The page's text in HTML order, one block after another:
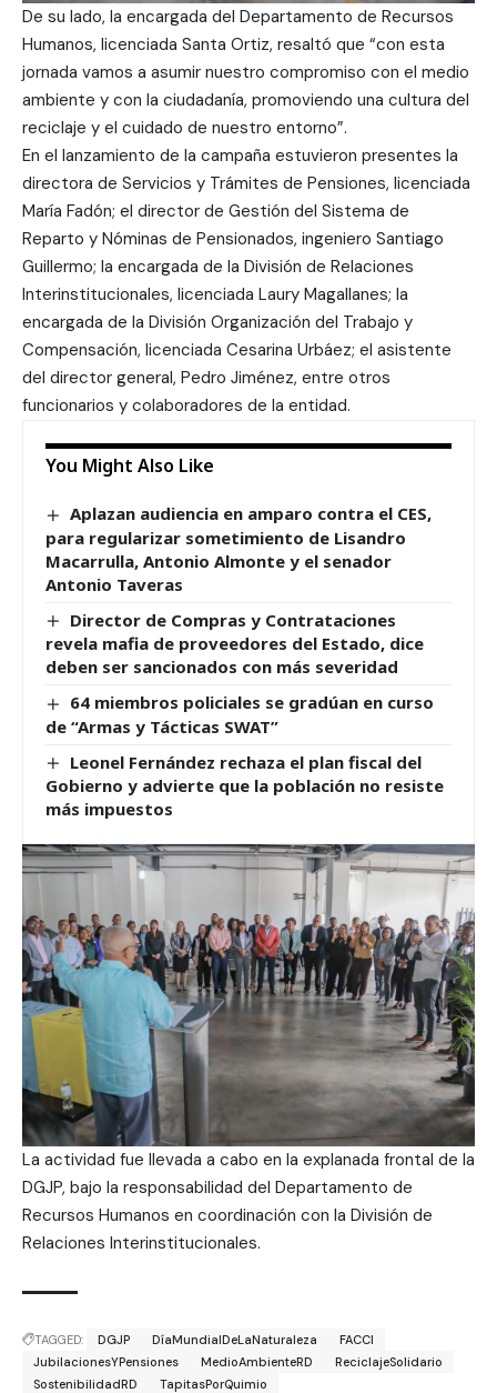
De su lado, la encargada del Departamento de Recursos
Humanos, licenciada Santa Ortiz, resaltó que “con esta
jornada vamos a asumir nuestro compromiso con el medio
ambiente y con la ciudadanía, promoviendo una cultura del
reciclaje y el cuidado de nuestro entorno”.
En el lanzamiento de la campaña estuvieron presentes la
directora de Servicios y Trámites de Pensiones, licenciada
María Fadón; el director de Gestión del Sistema de
Reparto y Nóminas de Pensionados, ingeniero Santiago
Guillermo; la encargada de la División de Relaciones
Interinstitucionales, licenciada Laury Magallanes; la
encargada de la División Organización del Trabajo y
Compensación, licenciada Cesarina Urbáez; el asistente
del director general, Pedro Jiménez, entre otros
funcionarios y colaboradores de la entidad.
You Might Also Like
Aplazan audiencia en amparo contra el CES,
para regularizar sometimiento de Lisandro
Macarrulla, Antonio Almonte y el senador
Antonio Taveras
Director de Compras y Contrataciones
revela mafia de proveedores del Estado, dice
deben ser sancionados con más severidad
64 miembros policiales se gradúan en curso
de “Armas y Tácticas SWAT”
Leonel Fernández rechaza el plan fiscal del
Gobierno y advierte que la población no resiste
más impuestos
La actividad fue llevada a cabo en la explanada frontal de la
DGJP, bajo la responsabilidad del Departamento de
Recursos Humanos en coordinación con la División de
Relaciones Interinstitucionales.
TAGGED: DGJP DíaMundialDeLaNaturaleza
FACCI
JubilacionesYPensiones
MedioAmbienteRD
ReciclajeSolidario
SostenibilidadRD
TapitasPorQuimio